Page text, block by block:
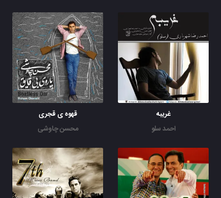
غریبه
احمد سلو
قهوه ی قجری
محسن چاوشی